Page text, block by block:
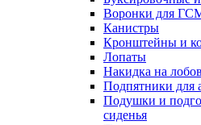
Воронки для
Канистры
Кронштейны и
Лопаты
Накидка на
Подпятники для
Подушки и
сиденья